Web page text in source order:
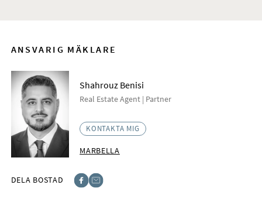
ANSVARIG MÄKLARE
Shahrouz Benisi
Real Estate Agent | Partner
KONTAKTA MIG
MARBELLA
DELA BOSTAD